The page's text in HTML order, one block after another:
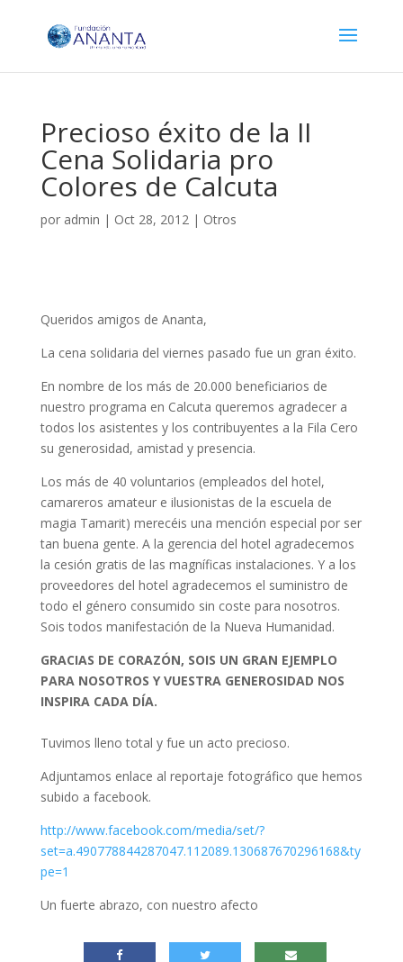
Precioso éxito de la II
Cena Solidaria pro
Colores de Calcuta
por admin | Oct 28, 2012| Otros
Queridos amigos de Ananta,
La cena solidaria del viernes pasado fue un gran éxito.
En nombre de los más de 20.000 beneficiarios de
nuestro programa en Calcuta queremos agradecer a
todos los asistentes y los contribuyentes a la Fila Cero
su generosidad, amistad y presencia.
Los más de 40 voluntarios (empleados del hotel,
camareros amateur e ilusionistas de la escuela de
magia Tamarit) merecéis una mención especial por ser
tan buena gente. A la gerencia del hotel agradecemos
la cesión gratis de las magníficas instalaciones. Y a los
proveedores del hotel agradecemos el suministro de
todo el género consumido sin coste para nosotros.
Sois todos manifestación de la Nueva Humanidad.
GRACIAS DE CORAZÓN, SOIS UN GRAN EJEMPLO
PARA NOSOTROS Y VUESTRA GENEROSIDAD NOS
INSPIRA CADA DÍA.
Tuvimos lleno total y fue un acto precioso.
Adjuntamos enlace al reportaje fotográfico que hemos
subido a facebook.
http://www.facebook.com/media/set/?
set=a.490778844287047.112089.130687670296168&ty
pe=1
Un fuerte abrazo, con nuestro afecto